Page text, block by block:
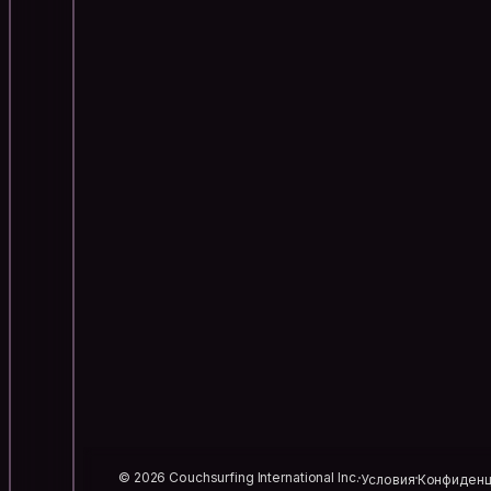
© 2026 Couchsurfing International Inc.Условия